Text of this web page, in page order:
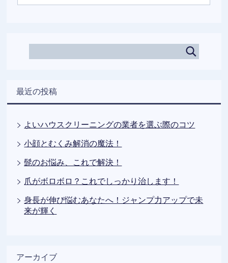
最近の投稿
よいハウスクリーニングの業者を選ぶ際のコツ
小顔とむくみ解消の魔法！
髭のお悩み、これで解決！
爪がボロボロ？これでしっかり治します！
身長が伸び悩むあなたへ！ジャンプ力アップで未
来が輝く
アーカイブ